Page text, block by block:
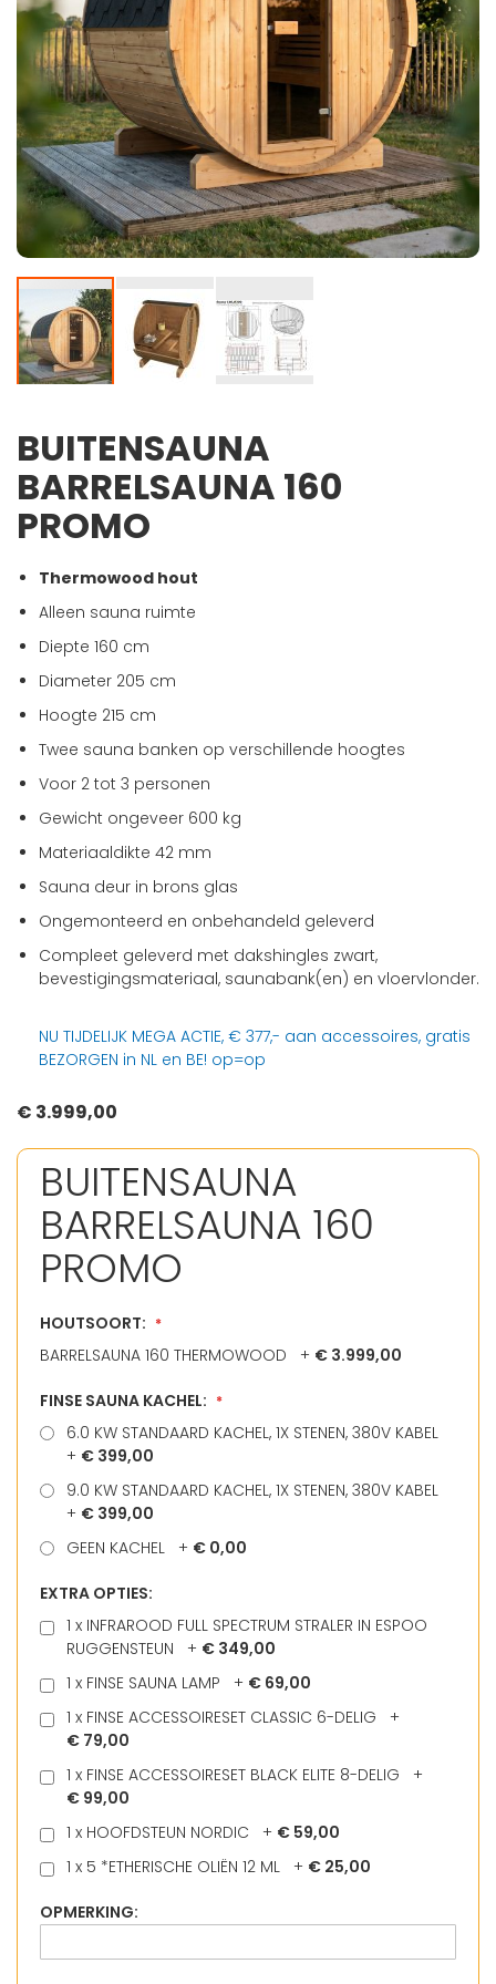
BUITENSAUNA
BARRELSAUNA 160
PROMO
Thermowood hout
Alleen sauna ruimte
Diepte 160 cm
Diameter 205 cm
Hoogte 215 cm
Twee sauna banken op verschillende hoogtes
Voor 2 tot 3 personen
Gewicht ongeveer 600 kg
Materiaaldikte 42 mm
Sauna deur in brons glas
Ongemonteerd en onbehandeld geleverd
Compleet geleverd met dakshingles zwart,
bevestigingsmateriaal, saunabank(en) en vloervlonder.
NU TIJDELIJK MEGA ACTIE, € 377,- aan accessoires, gratis
BEZORGEN in NL en BE! op=op
€ 3.999,00
Ga
naar
het
begin
van
afbeeldingen-
gallerij
BUITENSAUNA
BARRELSAUNA 160
PROMO
HOUTSOORT:
BARRELSAUNA 160 THERMOWOOD
+ € 3.999,00
FINSE SAUNA KACHEL:
6.0 KW STANDAARD KACHEL, 1X STENEN, 380V KABEL
+ € 399,00
9.0 KW STANDAARD KACHEL, 1X STENEN, 380V KABEL
+ € 399,00
GEEN KACHEL
+ € 0,00
EXTRA OPTIES:
1 x INFRAROOD FULL SPECTRUM STRALER IN ESPOO
RUGGENSTEUN
+ € 349,00
1 x FINSE SAUNA LAMP
+ € 69,00
1 x FINSE ACCESSOIRESET CLASSIC 6-DELIG
+
€ 79,00
1 x FINSE ACCESSOIRESET BLACK ELITE 8-DELIG
+
€ 99,00
1 x HOOFDSTEUN NORDIC
+ € 59,00
1 x 5 *ETHERISCHE OLIËN 12 ML
+ € 25,00
OPMERKING: